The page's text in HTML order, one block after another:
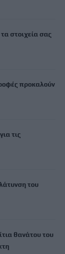
στοιχεία σας
προκαλούν
τις
του
θανάτου του